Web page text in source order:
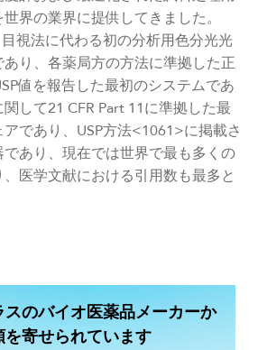
界の業界に提供してきました。
視法に代わる初の分析用色分光光
り、各薬局方の方法に準拠した正
値を報告した最初のシステムであ
して21 CFR Part 11に準拠した最
であり、USP方法<1061>に掲載さ
あり、現在では世界で最も多くの
医学文献における引用数も最多と
のバイオ医薬品メーカーか
を寄せられています